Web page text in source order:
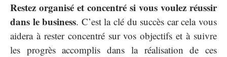
Restez organisé et concentré si vous voulez réussir
dans le business. C’est la clé du succès car cela vous
aidera à rester concentré sur vos objectifs et à suivre
les progrès accomplis dans la réalisation de ces